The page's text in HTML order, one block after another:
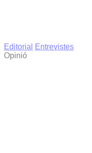
Editorial
Entrevistes
Opinió